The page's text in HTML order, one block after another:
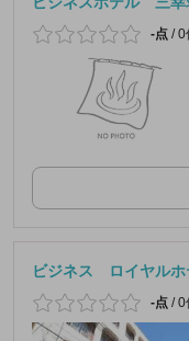
-点 /0
ビジネス ロイヤルホ
-点 /0